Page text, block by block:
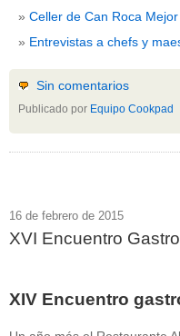
Celler de Can Roca
Entrevistas a chefs y
Sin comentarios
Publicado por Equipo Cookpad
16 de febrero de 2015
XVI Encuentro
XIV Encuentro